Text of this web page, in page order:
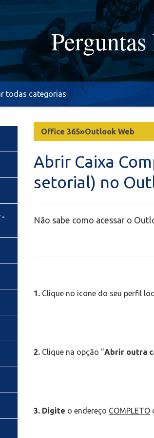
todas categorias
-
Office 365»Outlook Web
Abrir Caixa
setorial) no
Não sabe como acessar o
1. Clique no icone do seu perfil
2. Clique na opção "Abrir outra
3. Digite o endereço COMPLETO